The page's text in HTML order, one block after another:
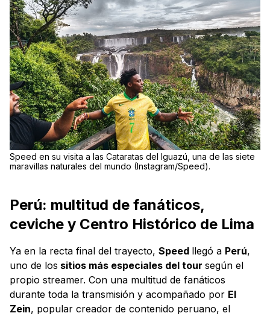
Speed en su visita a las Cataratas del Iguazú, una de las siete
maravillas naturales del mundo (Instagram/Speed).
Perú: multitud de fanáticos,
ceviche y Centro Histórico de Lima
Ya en la recta final del trayecto, Speed llegó a Perú,
uno de los sitios más especiales del tour según el
propio streamer. Con una multitud de fanáticos
durante toda la transmisión y acompañado por El
Zein, popular creador de contenido peruano, el